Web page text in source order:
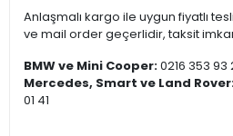
Anlaşmalı kargo ile uygun fiyatlı
ve mail order geçerlidir, taksit
BMW ve Mini Cooper:0216 353 93
Mercedes, Smart ve Land
01 41